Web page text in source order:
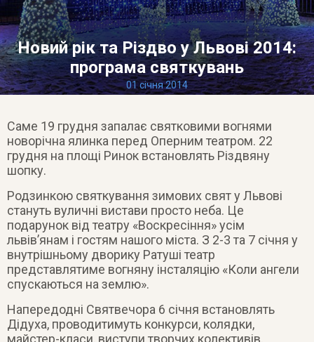
ДОВІДКА
Новий рік та Різдво у Львові 2014:
програма святкувань
01 січня 2014
Саме 19 грудня запалає святковими вогнями
новорічна ялинка перед Оперним театром. 22
грудня на площі Ринок встановлять Різдвяну
шопку.
Родзинкою святкування зимових свят у Львові
стануть вуличні вистави просто неба. Це
подарунок від театру «Воскресіння» усім
львів’янам і гостям нашого міста. З 2-3 та 7 січня у
внутрішньому дворику Ратуші театр
представлятиме вогняну інсталяцію «Коли ангели
спускаються на землю».
Напередодні Святвечора 6 січня встановлять
Дідуха, проводитимуть конкурси, колядки,
майстер-класи, виступи творчих колективів.